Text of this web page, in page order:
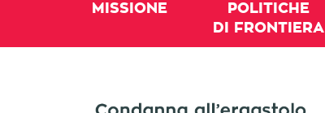
MISSIONE
POLITICHE
DI FRONTIERA